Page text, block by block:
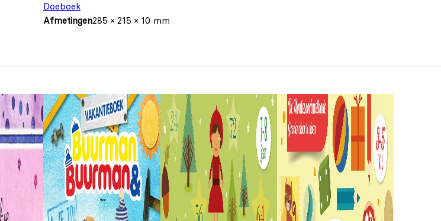
Doeboek
Afmetingen285 × 215 × 10 mm